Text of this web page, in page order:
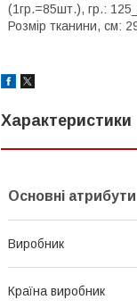
(1гр.=85шт.), гр.:
Розмір тканини, см:
Характеристики
Основні атрибути
Виробник
Країна виробник